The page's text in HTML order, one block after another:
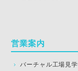
営業案内
バーチャル工場見学